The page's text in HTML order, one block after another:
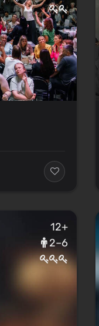
12+
2–6